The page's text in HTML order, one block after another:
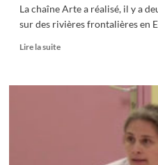
La chaîne Arte a réalisé, il y a
sur des rivières frontalières en
Lire la suiteEn
sur